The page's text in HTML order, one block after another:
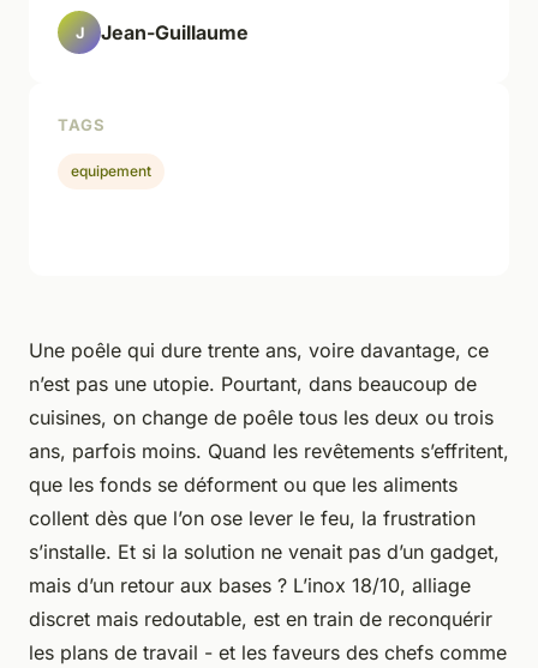
Une poêle qui dure trente ans, voire davantage, ce
n’est pas une utopie. Pourtant, dans beaucoup de
cuisines, on change de poêle tous les deux ou trois
ans, parfois moins. Quand les revêtements s’effritent,
que les fonds se déforment ou que les aliments
collent dès que l’on ose lever le feu, la frustration
s’installe. Et si la solution ne venait pas d’un gadget,
mais d’un retour aux bases ? L’inox 18/10, alliage
discret mais redoutable, est en train de reconquérir
les plans de travail - et les faveurs des chefs comme
J Jean-Guillaume
TAGS
equipement